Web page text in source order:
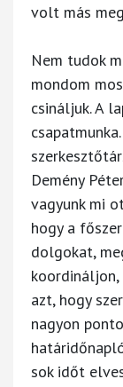
volt más
Nem tudok
mondom
csináljuk. A
Demény
vagyunk mi
hogy a
dolgokat,
koordináljon,
azt, hogy
nagyon
sok időt